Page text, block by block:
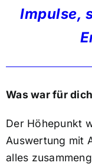
Impulse,
Was war für
Der Höhepunkt
Auswertung mit
alles